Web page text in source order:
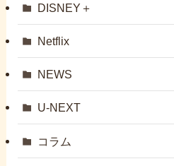
DISNEY＋
Netflix
NEWS
U-NEXT
コラム